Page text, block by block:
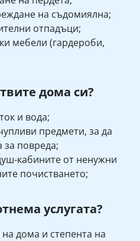
на съдомиялна;
отпадъци;
мебели (гардероби,
дома си?
и вода;
предмети, за да
за повреда;
кабините от ненужни
почистването;
услугата?
дома и степента на